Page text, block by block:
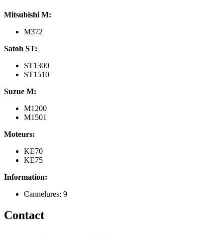
Mitsubishi M:
M372
Satoh ST:
ST1300
ST1510
Suzue M:
M1200
M1501
Moteurs:
KE70
KE75
Information:
Cannelures: 9
Contact